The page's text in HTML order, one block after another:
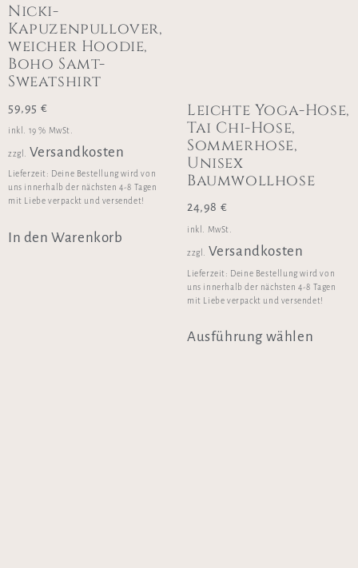
Nicki-
Kapuzenpullover,
weicher Hoodie,
Boho Samt-
Sweatshirt
59,95 €
inkl. 19 % MwSt.
zzgl. Versandkosten
Lieferzeit: Deine Bestellung wird von
uns innerhalb der nächsten 4-8 Tagen
mit Liebe verpackt und versendet!
In den Warenkorb
Leichte Yoga-Hose,
Tai Chi-Hose,
Sommerhose,
Unisex
Baumwollhose
24,98 €
inkl. MwSt.
zzgl. Versandkosten
Lieferzeit: Deine Bestellung wird von
uns innerhalb der nächsten 4-8 Tagen
mit Liebe verpackt und versendet!
Ausführung wählen